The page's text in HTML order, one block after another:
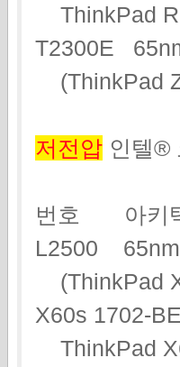
ThinkPad
T2300E
(ThinkPad
저전압 인텔®
번호 아키
L2500
(ThinkPad
X60s 1702-
ThinkPad